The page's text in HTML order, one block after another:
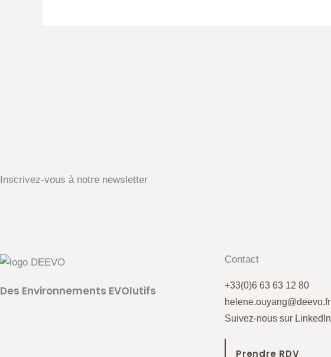
Inscrivez-vous à notre newsletter
Des Environnements EVOlutifs
Contact
+33(0)6 63 63 12 80
helene.ouyang@deevo.fr
Suivez-nous sur LinkedIn
Prendre RDV